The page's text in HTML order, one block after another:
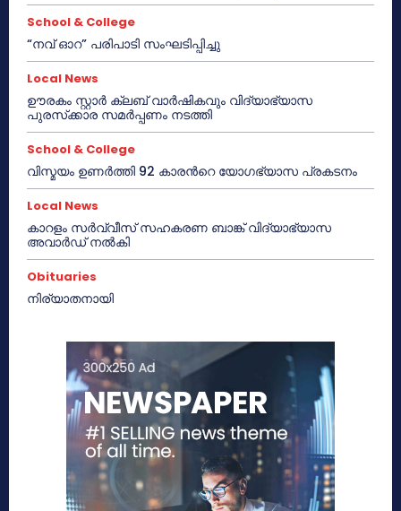
School & College
“നവ് ഓറ” പരിപാടി സംഘടിപ്പിച്ചു
Local News
ഊരകം സ്റ്റാർ ക്ലബ് വാർഷികവും വിദ്യാഭ്യാസ
പുരസ്‌ക്കാര സമർപ്പണം നടത്തി
School & College
വിസ്മയം ഉണർത്തി 92 കാരൻറെ യോഗഭ്യാസ പ്രകടനം
Local News
കാറളം സർവ്വീസ് സഹകരണ ബാങ്ക് വിദ്യാഭ്യാസ
അവാർഡ് നൽകി
Obituaries
നിര്യാതനായി